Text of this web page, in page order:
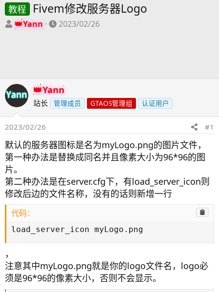
教程 Fivem修改服务器Logo
主Yann
开
2023/02/26
Yann
站长 管理成员 GTAOS管理组 认证用户
2023/02/26 #1
默认的服务器图标是名为myLogo.png的图片文件，
第一种办法是替换成同名并且像素大小为96*96的图
片。
第二种办法是在server.cfg下，有load_server_icon则
修改后边的文件名称，没有的话则新增一行
代码：
load_server_icon myLogo.png
，
注意其中myLogo.png就是你的logo文件名，logo必
须是96*96的像素大小，否则不会显示。